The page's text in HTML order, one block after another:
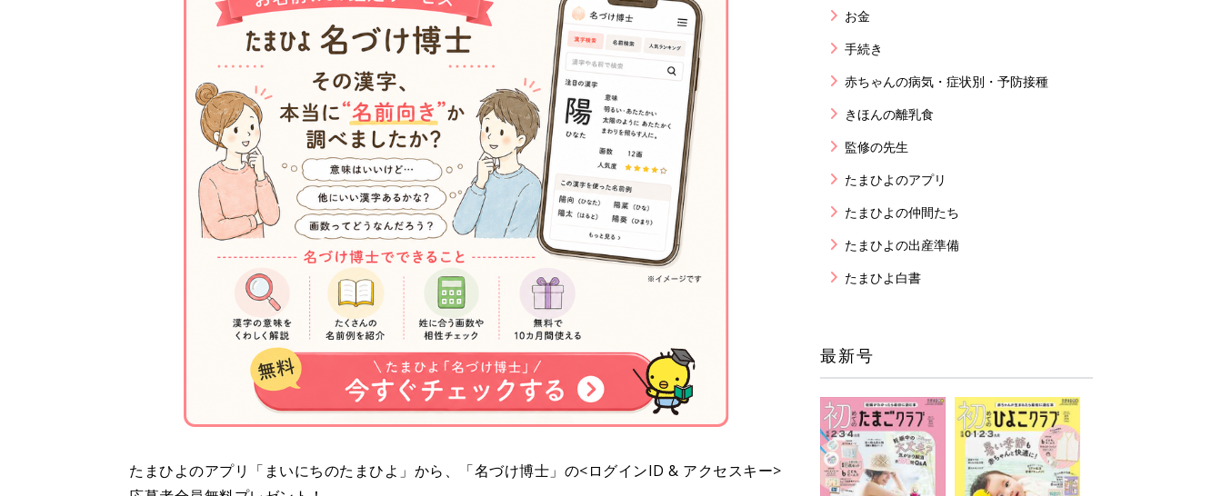
たまひよのアプリ「まいにちのたまひよ」から、「名づけ博士」の<ログインID & アクセスキー>
お金
手続き
赤ちゃんの病気・症状別・予防接種
きほんの離乳食
監修の先生
たまひよのアプリ
たまひよの仲間たち
たまひよの出産準備
たまひよ白書
最新号